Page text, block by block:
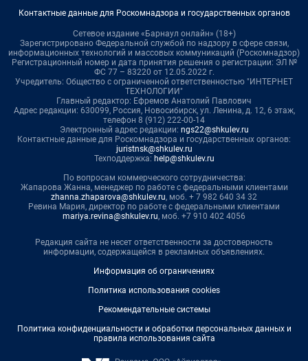
Контактные данные для Роскомнадзора и государственных органов
Сетевое издание «Барнаул онлайн» (18+)
Зарегистрировано Федеральной службой по надзору в сфере связи,
информационных технологий и массовых коммуникаций (Роскомнадзор)
Регистрационный номер и дата принятия решения о регистрации: ЭЛ №
ФС 77 – 83220 от 12.05.2022 г.
Учредитель: Общество с ограниченной ответственностью "ИНТЕРНЕТ
ТЕХНОЛОГИИ"
Главный редактор: Ефремов Анатолий Павлович
Адрес редакции: 630099, Россия, Новосибирск, ул. Ленина, д. 12, 6 этаж,
телефон 8 (912) 222-00-14
Электронный адрес редакции: ngs22@shkulev.ru
Контактные данные для Роскомнадзора и государственных органов:
juristnsk@shkulev.ru
Техподдержка: help@shkulev.ru
По вопросам коммерческого сотрудничества:
Жапарова Жанна, менеджер по работе с федеральными клиентами
zhanna.zhaparova@shkulev.ru, моб. + 7 982 640 34 32
Ревина Мария, директор по работе с федеральными клиентами
mariya.revina@shkulev.ru, моб. +7 910 402 4056
Редакция сайта не несет ответственности за достоверность
информации, содержащейся в рекламных объявлениях.
Информация об ограничениях
Политика использования cookies
Рекомендательные системы
Политика конфиденциальности и обработки персональных данных и
правила использования сайта